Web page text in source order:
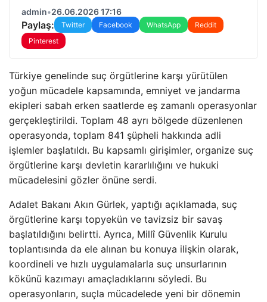
admin•26.06.2026 17:16
Paylaş: Twitter Facebook WhatsApp
Reddit
Pinterest
Türkiye genelinde suç örgütlerine karşı yürütülen
yoğun mücadele kapsamında, emniyet ve jandarma
ekipleri sabah erken saatlerde eş zamanlı operasyonlar
gerçekleştirildi. Toplam 48 ayrı bölgede düzenlenen
operasyonda, toplam 841 şüpheli hakkında adli
işlemler başlatıldı. Bu kapsamlı girişimler, organize suç
örgütlerine karşı devletin kararlılığını ve hukuki
mücadelesini gözler önüne serdi.
Adalet Bakanı Akın Gürlek, yaptığı açıklamada, suç
örgütlerine karşı topyekün ve tavizsiz bir savaş
başlatıldığını belirtti. Ayrıca, Millî Güvenlik Kurulu
toplantısında da ele alınan bu konuya ilişkin olarak,
koordineli ve hızlı uygulamalarla suç unsurlarının
kökünü kazımayı amaçladıklarını söyledi. Bu
operasyonların, suçla mücadelede yeni bir dönemin